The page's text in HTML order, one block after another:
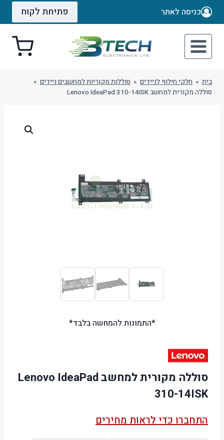
Skip
כניסה לאתר פתיחת לקוח
בית » חלקי חילוף לניידים » סוללות מקוריות למחשבים ניידים »
סוללה מקורית למחשב Lenovo IdeaPad 310-14ISK
*התמונות להמחשה בלבד*
סוללה מקורית למחשב Lenovo IdeaPad
310-14ISK
התחברו כדי לראות מחירים